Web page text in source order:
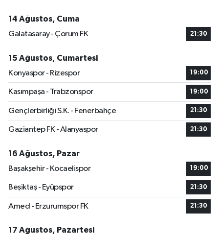
14 Ağustos, Cuma
Galatasaray - Çorum FK
21:30
15 Ağustos, Cumartesi
Konyaspor - Rizespor
19:00
Kasımpaşa - Trabzonspor 19:00
Gençlerbirliği S.K. - Fenerbahçe 21:30
Gaziantep FK - Alanyaspor 21:30
16 Ağustos, Pazar
Başakşehir - Kocaelispor
19:00
Beşiktaş - Eyüpspor 21:30
Amed - Erzurumspor FK 21:30
17 Ağustos, Pazartesi